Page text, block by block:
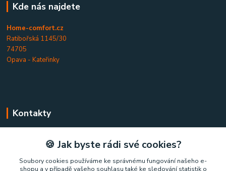
Kde nás najdete
Home-comfort.cz
Ratibořská 1145/30
74705
Opava - Kateřinky
Kontakty
+420 777 852 326
🍪 Jak byste rádi své cookies?
Soubory cookies používáme ke správnému fungování našeho e-
shopu a v případě vašeho souhlasu také ke sledování statistik o